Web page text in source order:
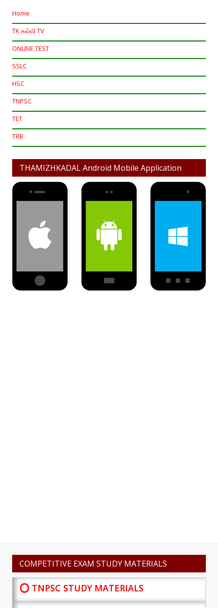
Home
TK கல்வி TV
ONLINE TEST
SSLC
HSC
TNPSC
TET
TRB
THAMIZHKADAL Android Mobile Application
COMPETITIVE EXAM STUDY MATERIALS
⭕ TNPSC STUDY MATERIALS